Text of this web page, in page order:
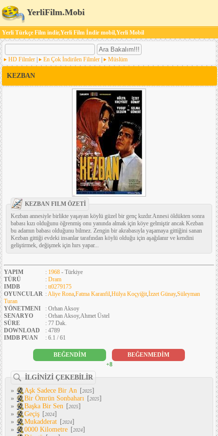
YerliFilm.Mobi
Yerli Türkçe Film indir,Yerli Film İndir mobil,Yerli Mobil
HD Filmler En Çok İndirilen Filmler Müslüm
KEZBAN
KEZBAN FILM ÖZETİ
Kezban annesiyle birlikte yaşayan köylü güzel bir genç kızdır.Annesi öldükten sonra
babası kızı olduğunu öğrenmiş onu yanında almak için köye gelmiştir ancak Kezban
bu adamın babası olduğunu bilmez. Zengin bir akrabasıyla yaşamaya gittiğini sanan
Kezban gittiği evdeki insanlar tarafından köylü olduğu için aşağılanır ve kendini
geliştirmek, değişmek için hırs yapar...
YAPIM : 1968 - Türkiye
TÜRÜ
: Dram
IMDB
: tt0279175
OYUNCULAR : Aliye Rona Fatma Karanfil Hülya Koçyiğit İzzet Günay,Süleyman
Turan
YÖNETMENI
: Orhan Aksoy
SENARYO
: Orhan Aksoy,Ahmet Üstel
SÜRE
: 77 Dak.
DOWNLOAD
: 4789
IMDB PUAN
: 6.1 / 61
BEĞENDİM
BEĞENMEDİM
+8
İLGİNİZİ ÇEKEBİLİR
»
Aşk Sadece Bir An [2025]
»
Bir Ömrün Sonbaharı [2025]
»
Başka Bir Sen [2025]
»
Geçiş [2024]
»
Mukadderat [2024]
»
0000 Kilometre [2024]